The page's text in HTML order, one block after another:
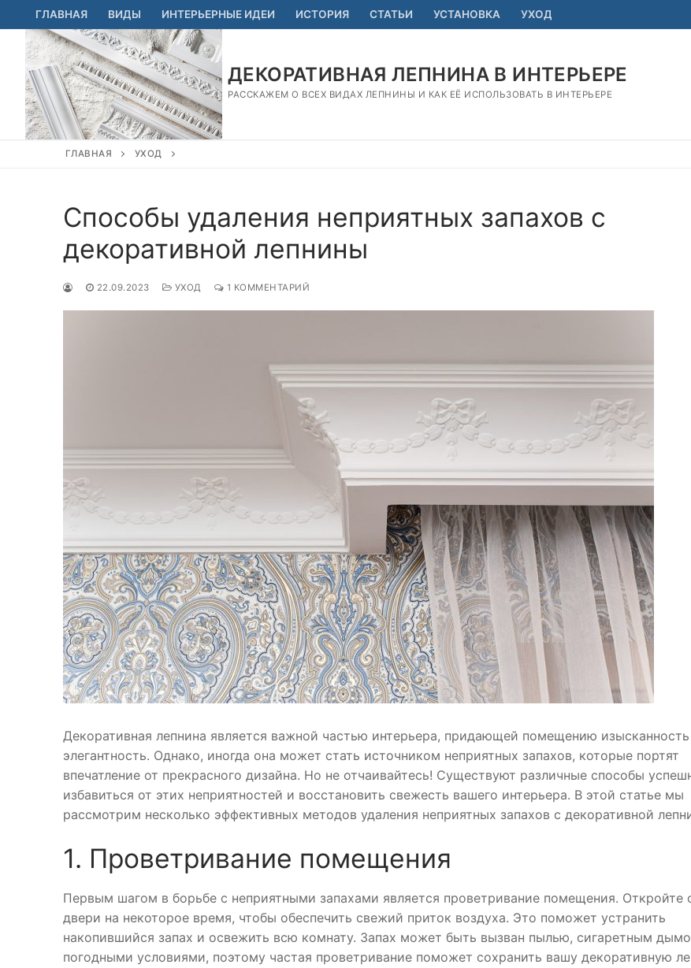
Перейти
к
содержимому
ГЛАВНАЯ ВИДЫ ИНТЕРЬЕРНЫЕ ИДЕИ ИСТОРИЯ СТАТЬИ УСТАНОВКА УХОД
ДЕКОРАТИВНАЯ ЛЕПНИНА В ИНТЕРЬЕРЕ
РАССКАЖЕМ О ВСЕХ ВИДАХ ЛЕПНИНЫ И КАК ЕЁ ИСПОЛЬЗОВАТЬ В ИНТЕРЬЕРЕ
ГЛАВНАЯ УХОД
Способы удаления неприятных запахов с
декоративной лепнины
22.09.2023 УХОД 1 КОММЕНТАРИЙ
Декоративная лепнина является важной частью интерьера, придающей помещению
элегантность. Однако, иногда она может стать источником неприятных запахов, которые портят
впечатление от прекрасного дизайна. Но не отчаивайтесь! Существуют различные способы
избавиться от этих неприятностей и восстановить свежесть вашего интерьера. В этой статье мы
рассмотрим несколько эффективных методов удаления неприятных запахов с декоративной
1. Проветривание помещения
Первым шагом в борьбе с неприятными запахами является проветривание помещения. Откройте
двери на некоторое время, чтобы обеспечить свежий приток воздуха. Это поможет устранить
накопившийся запах и освежить всю комнату. Запах может быть вызван пылью, сигаретным
погодными условиями, поэтому частая проветривание поможет сохранить вашу декоративную